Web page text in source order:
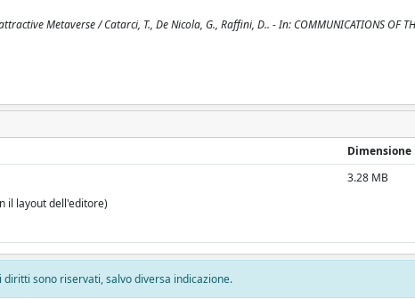
Metaverse / Catarci, T., De Nicola, G., Raffini, D.. - In: COMMUNICATIONS OF
Dimensione
il layout dell'editore)
3.28 MB
sono riservati, salvo diversa indicazione.